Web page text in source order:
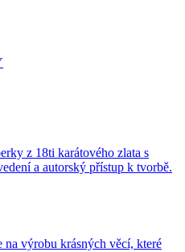
z 18ti karátového zlata s
a autorský přístup k tvorbě.
na výrobu krásných věcí, které